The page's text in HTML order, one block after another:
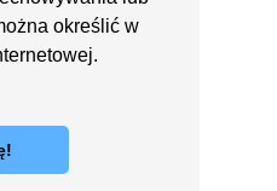
określić w